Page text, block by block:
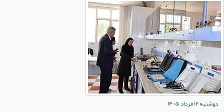
دوشنبه 12 مرداد 1405